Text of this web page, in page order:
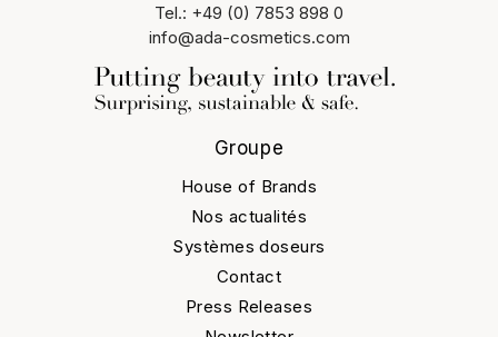
Tel.: +49 (0) 7853 898 0
info@ada-cosmetics.com
Groupe
House of Brands
Nos actualités
Systèmes doseurs
Contact
Press Releases